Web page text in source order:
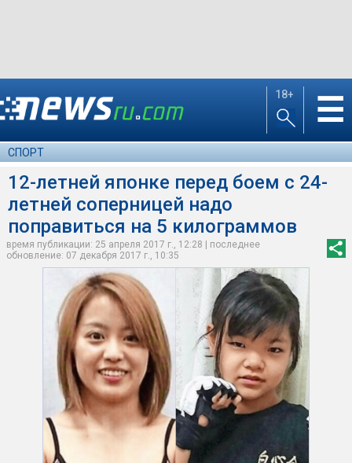
18+ ☰
СПОРТ
12-летней японке перед боем с 24-
летней соперницей надо
поправиться на 5 килограммов
время публикации: 25 апреля 2017 г., 12:28 | последнее
обновление: 07 декабря 2017 г., 10:35